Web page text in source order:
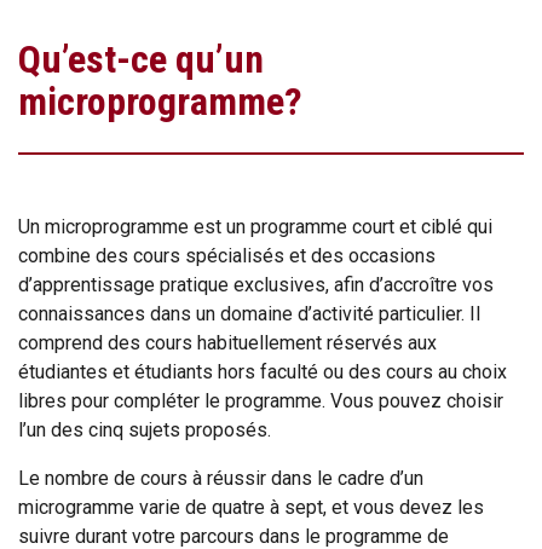
Qu’est-ce qu’un
microprogramme?
Un microprogramme est un programme court et ciblé qui
combine des cours spécialisés et des occasions
d’apprentissage pratique exclusives, afin d’accroître vos
connaissances dans un domaine d’activité particulier. Il
comprend des cours habituellement réservés aux
étudiantes et étudiants hors faculté ou des cours au choix
libres pour compléter le programme. Vous pouvez choisir
l’un des cinq sujets proposés.
Le nombre de cours à réussir dans le cadre d’un
microgramme varie de quatre à sept, et vous devez les
suivre durant votre parcours dans le programme de